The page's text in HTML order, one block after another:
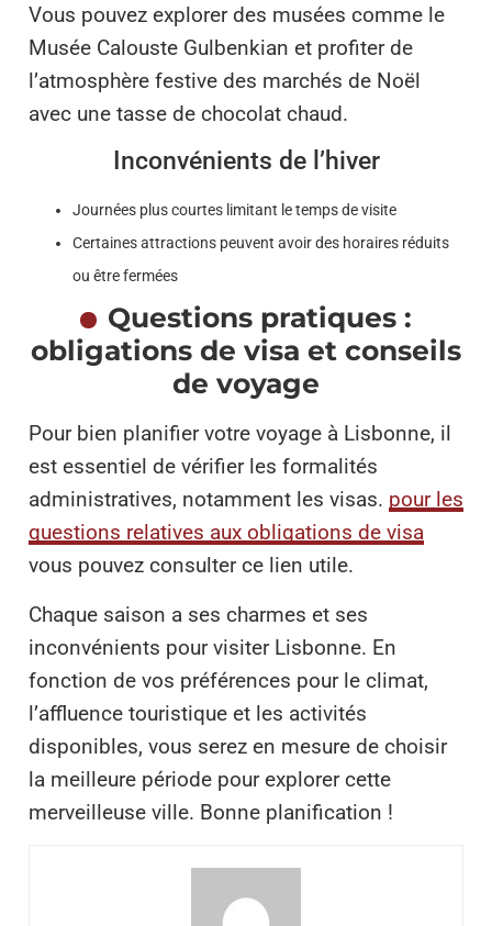
Vous pouvez explorer des musées comme le
Musée Calouste Gulbenkian et profiter de
l’atmosphère festive des marchés de Noël
avec une tasse de chocolat chaud.
Inconvénients de l’hiver
Journées plus courtes limitant le temps de visite
Certaines attractions peuvent avoir des horaires réduits
ou être fermées
Questions pratiques :
obligations de visa et conseils
de voyage
Pour bien planifier votre voyage à Lisbonne, il
est essentiel de vérifier les formalités
administratives, notamment les visas. pour les
questions relatives aux obligations de visa
vous pouvez consulter ce lien utile.
Chaque saison a ses charmes et ses
inconvénients pour visiter Lisbonne. En
fonction de vos préférences pour le climat,
l’affluence touristique et les activités
disponibles, vous serez en mesure de choisir
la meilleure période pour explorer cette
merveilleuse ville. Bonne planification !